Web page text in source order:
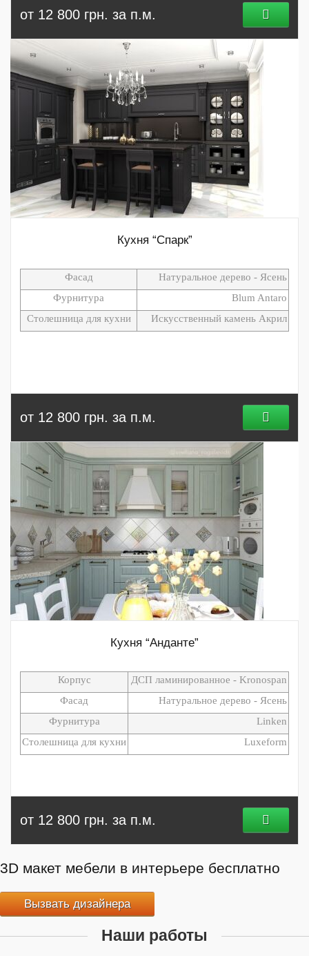
от 12 800 грн. за п.м.
Кухня “Спарк”
от 12 800 грн. за п.м.
Фасад
Натуральное дерево - Ясень
Фурнитура
Blum Antaro
Столешница для кухни
Искусственный камень Акрил
Кухня “Анданте”
от 12 800 грн. за п.м.
Корпус
ДСП ламинированное - Kronospan
Фасад
Натуральное дерево - Ясень
Фурнитура
Linken
Столешница для кухни
Luxeform
3D макет мебели в интерьере бесплатно
Вызвать дизайнера
Наши работы